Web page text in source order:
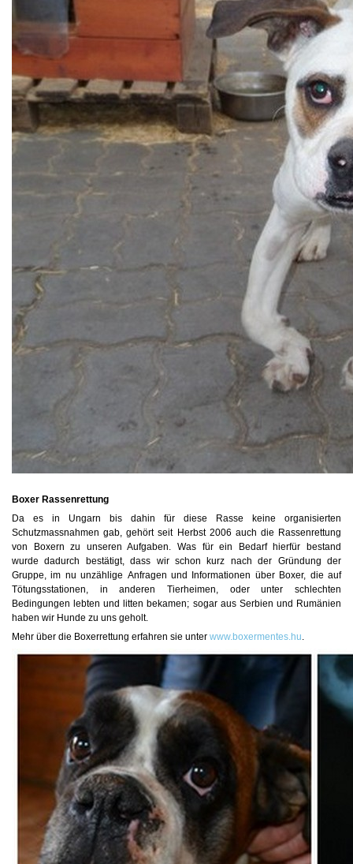
Boxer Rassenrettung
Da es in Ungarn bis dahin für diese Rasse keine organisierten
Schutzmassnahmen gab, gehört seit Herbst 2006 auch die Rassenrettung
von Boxern zu unseren Aufgaben. Was für ein Bedarf hierfür bestand
wurde dadurch bestätigt, dass wir schon kurz nach der Gründung der
Gruppe, im nu unzählige Anfragen und Informationen über Boxer, die auf
Tötungsstationen, in anderen Tierheimen, oder unter schlechten
Bedingungen lebten und litten bekamen; sogar aus Serbien und Rumänien
haben wir Hunde zu uns geholt.
Mehr über die Boxerrettung erfahren sie unter www.boxermentes.hu.